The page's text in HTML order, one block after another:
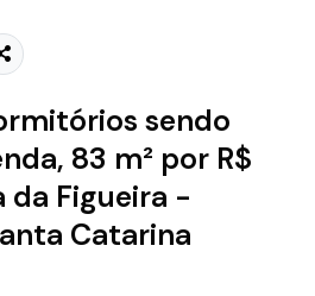
sendo
83 m² por R$
Figueira -
Catarina